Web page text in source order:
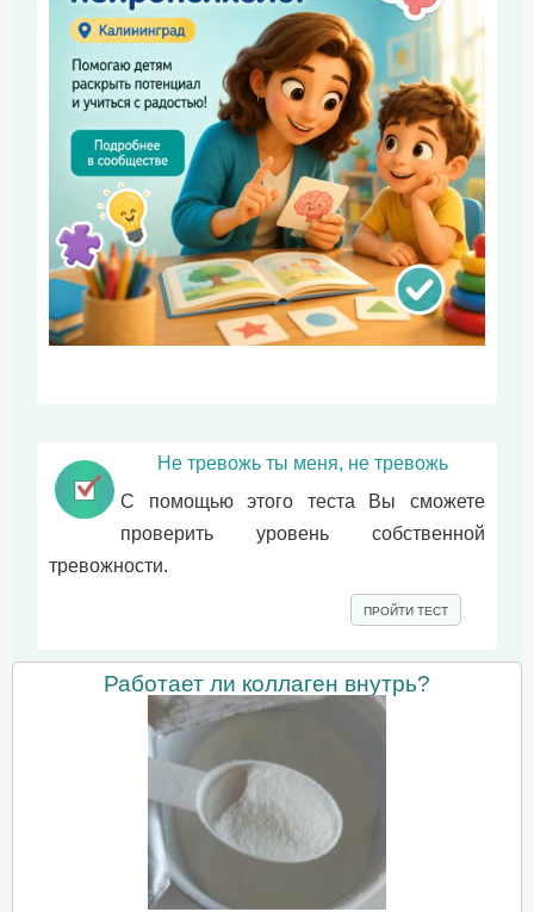
Не тревожь ты меня, не тревожь
С помощью этого теста Вы сможете
проверить уровень собственной
тревожности.
ПРОЙТИ ТЕСТ
Работает ли коллаген внутрь?